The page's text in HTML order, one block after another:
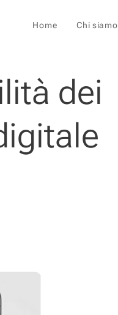
Home Chi siamo
dei